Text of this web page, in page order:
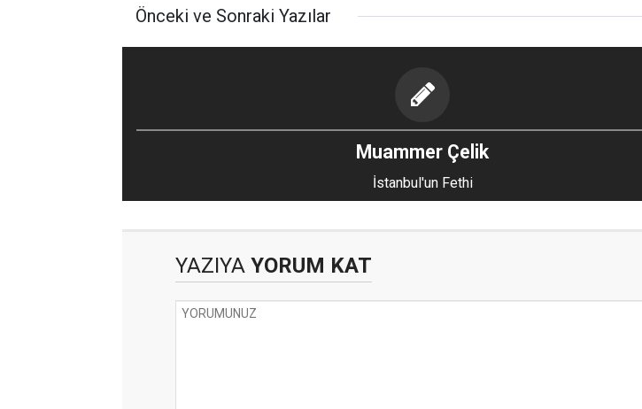
Önceki ve Sonraki Yazılar
Muammer Çelik
İstanbul'un Fethi
YAZIYA YORUM KAT